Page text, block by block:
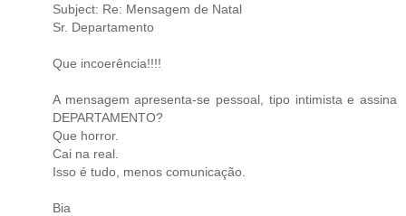
Subject: Re: Mensagem de Natal
Sr. Departamento
Que incoerência!!!!
A mensagem apresenta-se pessoal, tipo intimista e assina
DEPARTAMENTO?
Que horror.
Cai na real.
Isso é tudo, menos comunicação.
Bia